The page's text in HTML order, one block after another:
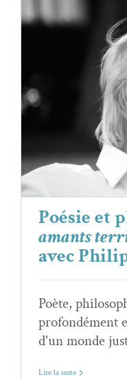
Poésie et
— Entretien
Essais &
Poésie et
amants
avec
Poète,
profondément
d'un monde
Lire la suite